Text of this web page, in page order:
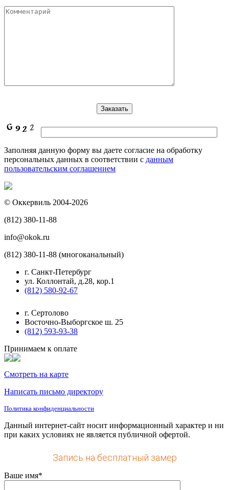
Заполняя данную форму вы даете согласие на обработку
персональных данных в соответствии с данным
пользовательским соглашением
© Оккервиль 2004-2026
(812) 380-11-88
info@okok.ru
(812) 380-11-88 (многоканальный)
г. Санкт-Петербург
ул. Коллонтай, д.28, кор.1
(812) 580-92-67
г. Сертолово
Восточно-Выборгское ш. 25
(812) 593-93-38
Принимаем к оплате
Смотреть на карте
Написать письмо директору
Политика конфиденциальности
Данный интернет-сайт носит информационный характер и ни
при каких условиях не является публичной офертой.
Запись на бесплатный замер
Ваше имя*